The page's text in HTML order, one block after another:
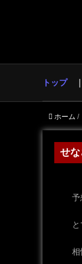
トップ
ホーム /
せな
予
相